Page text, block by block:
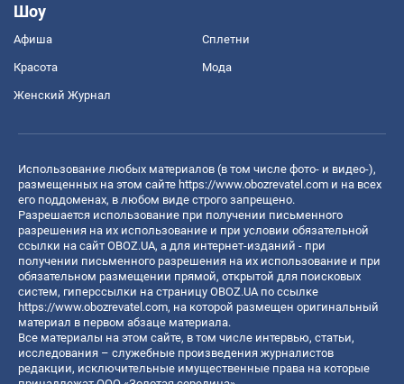
Шоу
Афиша Сплетни
Красота Мода
Женский Журнал
Использование любых материалов (в том числе фото- и видео-),
размещенных на этом сайте https://www.obozrevatel.com и на всех
его поддоменах, в любом виде строго запрещено.
Разрешается использование при получении письменного
разрешения на их использование и при условии обязательной
ссылки на сайт OBOZ.UA, а для интернет-изданий - при
получении письменного разрешения на их использование и при
обязательном размещении прямой, открытой для поисковых
систем, гиперссылки на страницу OBOZ.UA по ссылке
https://www.obozrevatel.com, на которой размещен оригинальный
материал в первом абзаце материала.
Все материалы на этом сайте, в том числе интервью, статьи,
исследования – служебные произведения журналистов
редакции, исключительные имущественные права на которые